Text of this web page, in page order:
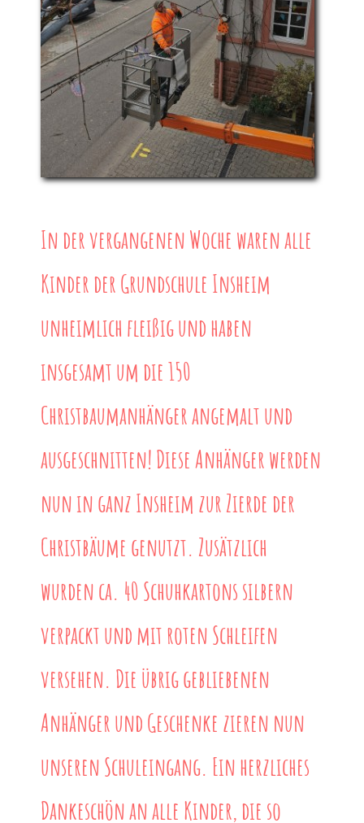
Kontakt & Anfahrt
In der vergangenen Woche waren alle
Kinder der Grundschule Insheim
unheimlich fleißig und haben
insgesamt um die 150
Christbaumanhänger angemalt und
ausgeschnitten! Diese Anhänger werden
nun in ganz Insheim zur Zierde der
Christbäume genutzt. Zusätzlich
wurden ca. 40 Schuhkartons silbern
verpackt und mit roten Schleifen
versehen. Die übrig gebliebenen
Anhänger und Geschenke zieren nun
unseren Schuleingang. Ein herzliches
Dankeschön an alle Kinder, die so